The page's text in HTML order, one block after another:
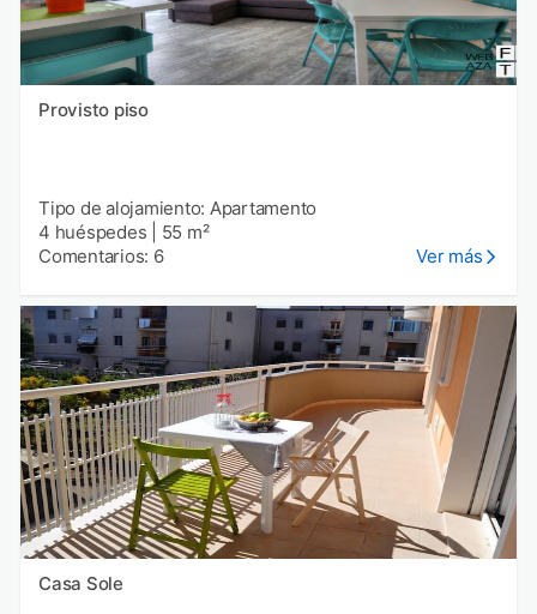
Provisto piso
Tipo de alojamiento: Apartamento
4 huéspedes
55 m²
Comentarios: 6
Ver más
Casa Sole